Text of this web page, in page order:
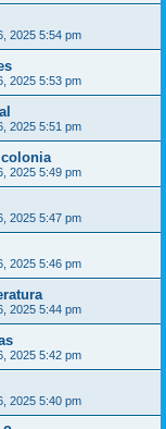
2025 5:54 pm
2025 5:53 pm
2025 5:51 pm
2025 5:49 pm
2025 5:47 pm
2025 5:46 pm
2025 5:44 pm
2025 5:42 pm
2025 5:40 pm